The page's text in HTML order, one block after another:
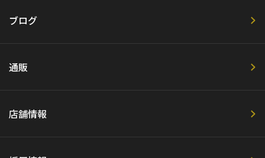
ブログ
通販
店舗情報